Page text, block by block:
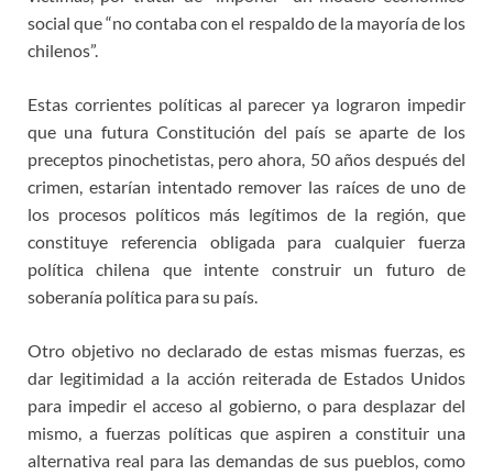
social que “no contaba con el respaldo de la mayoría de los
chilenos”.
Estas corrientes políticas al parecer ya lograron impedir
que una futura Constitución del país se aparte de los
preceptos pinochetistas, pero ahora, 50 años después del
crimen, estarían intentado remover las raíces de uno de
los procesos políticos más legítimos de la región, que
constituye referencia obligada para cualquier fuerza
política chilena que intente construir un futuro de
soberanía política para su país.
Otro objetivo no declarado de estas mismas fuerzas, es
dar legitimidad a la acción reiterada de Estados Unidos
para impedir el acceso al gobierno, o para desplazar del
mismo, a fuerzas políticas que aspiren a constituir una
alternativa real para las demandas de sus pueblos, como